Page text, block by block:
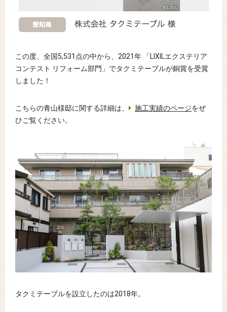
この度、全国5,531点の中から、2021年 「LIXILエクステリア
コンテスト リフォーム部門」でタクミテーブルが銅賞を受賞
しました！
こちらの青山様邸に関する詳細は、 施工実績のページをぜ
ひご覧ください。
タクミテーブルを設立したのは2018年。